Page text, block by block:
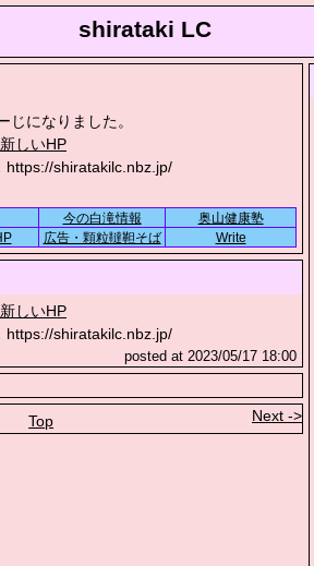
shirataki LC
じになりました。
新しいHP
https://shiratakilc.nbz.jp/
今の白滝情報
奥山健康塾
広告・顆粒韃靼そば Write
新しいHP
https://shiratakilc.nbz.jp/
posted at 2023/05/17 18:00
Next ->
Top